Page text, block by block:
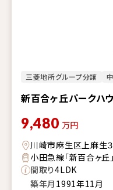
三菱地所グループ分譲
新百合ヶ丘パークハ
9,480 万円
川崎市麻生区上麻生
小田急線「新百合ヶ
間取り4LDK
築年月 1991年11月